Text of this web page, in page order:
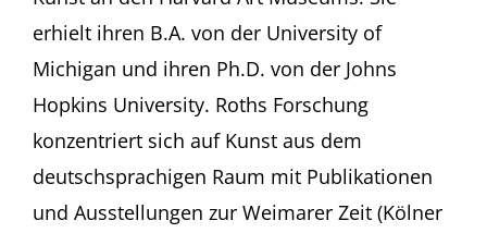
erhielt ihren B.A. von der University of
Michigan und ihren Ph.D. von der Johns
Hopkins University. Roths Forschung
konzentriert sich auf Kunst aus dem
deutschsprachigen Raum mit Publikationen
und Ausstellungen zur Weimarer Zeit (Kölner